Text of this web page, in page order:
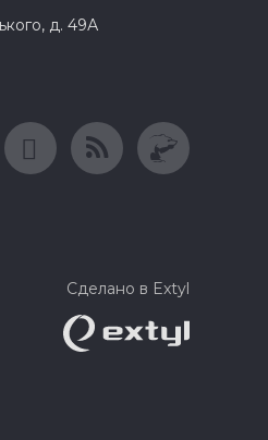
д. 49А
Сделано в Extyl